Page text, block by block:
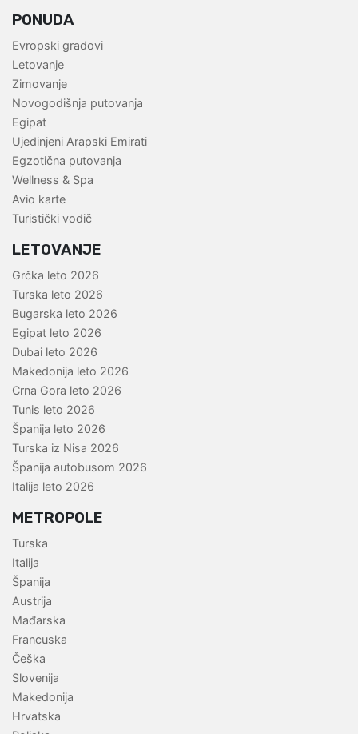
PONUDA
Evropski gradovi
Letovanje
Zimovanje
Novogodišnja putovanja
Egipat
Ujedinjeni Arapski Emirati
Egzotična putovanja
Wellness & Spa
Avio karte
Turistički vodič
LETOVANJE
Grčka leto 2026
Turska leto 2026
Bugarska leto 2026
Egipat leto 2026
Dubai leto 2026
Makedonija leto 2026
Crna Gora leto 2026
Tunis leto 2026
Španija leto 2026
Turska iz Nisa 2026
Španija autobusom 2026
Italija leto 2026
METROPOLE
Turska
Italija
Španija
Austrija
Mađarska
Francuska
Češka
Slovenija
Makedonija
Hrvatska